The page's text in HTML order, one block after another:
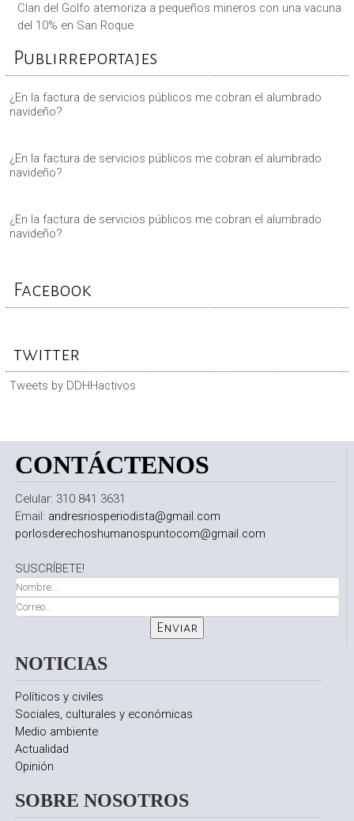
Clan del Golfo atemoriza a pequeños mineros con una vacuna
del 10% en San Roque
Publirreportajes
¿En la factura de servicios públicos me cobran el alumbrado
navideño?
¿En la factura de servicios públicos me cobran el alumbrado
navideño?
¿En la factura de servicios públicos me cobran el alumbrado
navideño?
Facebook
twitter
Tweets by DDHHactivos
CONTÁCTENOS
Celular: 310 841 3631
Email: andresriosperiodista@gmail.com
porlosderechoshumanospuntocom@gmail.com
SUSCRÍBETE!
NOTICIAS
Políticos y civiles
Sociales, culturales y económicas
Medio ambiente
Actualidad
Opinión
SOBRE NOSOTROS